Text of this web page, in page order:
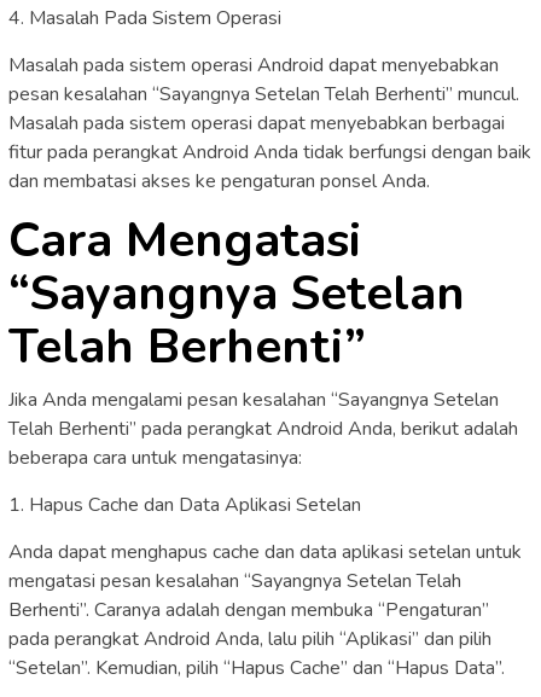
4. Masalah Pada Sistem Operasi
Masalah pada sistem operasi Android dapat menyebabkan
pesan kesalahan “Sayangnya Setelan Telah Berhenti” muncul.
Masalah pada sistem operasi dapat menyebabkan berbagai
fitur pada perangkat Android Anda tidak berfungsi dengan baik
dan membatasi akses ke pengaturan ponsel Anda.
Cara Mengatasi
“Sayangnya Setelan
Telah Berhenti”
Jika Anda mengalami pesan kesalahan “Sayangnya Setelan
Telah Berhenti” pada perangkat Android Anda, berikut adalah
beberapa cara untuk mengatasinya:
1. Hapus Cache dan Data Aplikasi Setelan
Anda dapat menghapus cache dan data aplikasi setelan untuk
mengatasi pesan kesalahan “Sayangnya Setelan Telah
Berhenti”. Caranya adalah dengan membuka “Pengaturan”
pada perangkat Android Anda, lalu pilih “Aplikasi” dan pilih
“Setelan”. Kemudian, pilih “Hapus Cache” dan “Hapus Data”.